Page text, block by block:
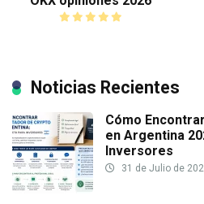
Noticias Recientes
Cómo
en Argentina
Inversores
31 de Julio de